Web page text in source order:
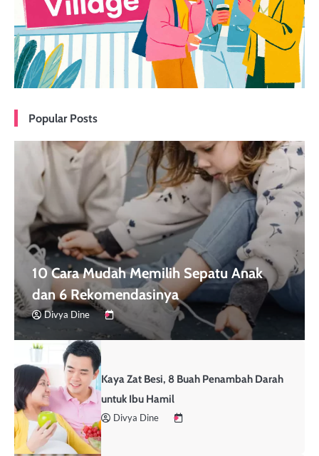
Popular Posts
10 Cara Mudah Memilih Sepatu Anak
dan 6 Rekomendasinya
Divya Dine
Kaya Zat Besi, 8 Buah Penambah Darah
untuk Ibu Hamil
Divya Dine